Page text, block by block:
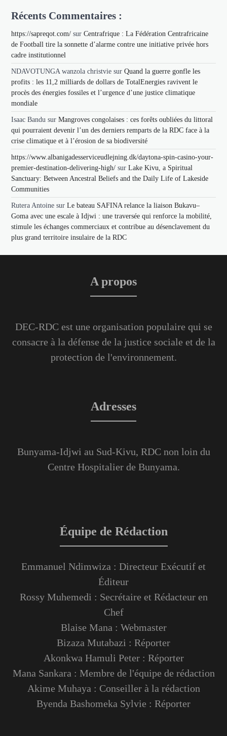
Récents Commentaires :
https://sapreqot.com/ surCentrafrique : La Fédération Centrafricaine
de Football tire la sonnette d’alarme contre une initiative privée hors
cadre institutionnel
NDAVOTUNGA wanzola christvie surQuand la guerre gonfle les
profits : les 11,2 milliards de dollars de TotalEnergies ravivent le
procès des énergies fossiles et l’urgence d’une justice climatique
mondiale
Isaac Bandu surMangroves congolaises : ces forêts oubliées du littoral
qui pourraient devenir l’un des derniers remparts de la RDC face à la
crise climatique et à l’érosion de sa biodiversité
https://www.albanigadesserviceudlejning.dk/daytona-spin-casino-your-
premier-destination-delivering-high/ surLake Kivu, a Spiritual
Sanctuary: Between Ancestral Beliefs and the Daily Life of Lakeside
Communities
Rutera Antoine surLe bateau SAFINA relance la liaison Bukavu–
Goma avec une escale à Idjwi : une traversée qui renforce la mobilité,
stimule les échanges commerciaux et contribue au désenclavement du
plus grand territoire insulaire de la RDC
A propos
DEC-RDC est une organisation populaire qui se
consacre à la défense de la justice sociale et de la
protection de l'environnement.
Adresses
Bunyama-Idjwi au Sud-Kivu, RDC non loin du
Centre Hospitalier de Bunyama.
Équipe de Rédaction
Emmanuel Ndimwiza : Directeur Exécutif et
Éditeur
Rossy Muhemedi : Secrétaire et Rédacteur en
Chef
Blaise Mana : Webmaster
Bizaza Mutabazi : Réporter
Akonkwa Hamuli Peter : Réporter
Mana Sankara : Membre de l'équipe de rédaction
Akime Muhaya : Conseiller à la rédaction
Byenda Bashomeka Sylvie : Réporter